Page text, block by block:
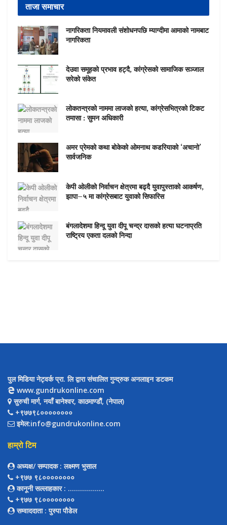
ताजा समाचार
नागरिकता नियमावली संशोधनपछि म्याग्दीमा आमाको नामबाट
नागरिकता
देउवा समूहको प्रभाव हट्दै, कांग्रेसको सामाजिक सञ्जाल
सरेको संकेत
लोकतन्त्रको नाममा लाजको हत्या, कांग्रेसभित्रको टिकट
तमासा : सुमन अधिकारी
अमर प्रेमको कथा बोकेको ओमनाथ कडरियाको ‘अचानो’
सार्वजनिक
केपी ओलीको निर्वाचन क्षेत्रमा बढ्दै युवापुस्ताको आकर्षण,
झापा–५ मा कांग्रेसबाट युवाको सिफारिस
बंगलादेशमा हिन्दू युवा दीपू चन्द्र दासको हत्या घटनाप्रति
राष्ट्रिय एकता दलको निन्दा
पुल मिडिया नेट्वर्क प्रा. लि द्वारा संचालित गुन्द्रुक अनलाइन डटकम
www.gundrukonline.com
सुरुची मार्ग, नयाँ बानेश्वर, काठमाण्डौैं, (नेपाल)
+९७७९८००००००००
इमेल:info@gundrukonline.com
हाम्रो टिम
अध्यक्ष/ सम्पादक: लक्ष्मण भुसाल
+९७७ ९८००००००००
कानूनी सल्लाहकार: ..................
+९७७ ९८००००००००
सम्वाददाता: पुस्पा पौडेल